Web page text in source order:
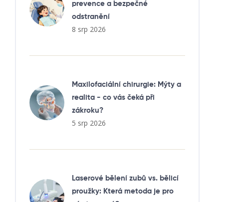
prevence a bezpečné
odstranění
8 srp 2026
Maxilofaciální chirurgie: Mýty a
realita - co vás čeká při
zákroku?
5 srp 2026
Laserové bělení zubů vs. bělicí
proužky: Která metoda je pro